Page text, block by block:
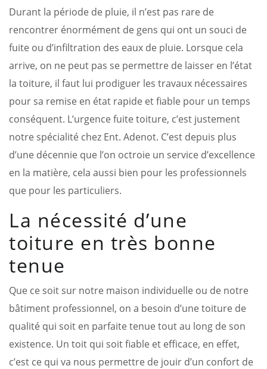
Durant la période de pluie, il n’est pas rare de
rencontrer énormément de gens qui ont un souci de
fuite ou d’infiltration des eaux de pluie. Lorsque cela
arrive, on ne peut pas se permettre de laisser en l’état
la toiture, il faut lui prodiguer les travaux nécessaires
pour sa remise en état rapide et fiable pour un temps
conséquent. L’urgence fuite toiture, c’est justement
notre spécialité chez Ent. Adenot. C’est depuis plus
d’une décennie que l’on octroie un service d’excellence
en la matière, cela aussi bien pour les professionnels
que pour les particuliers.
La nécessité d’une
toiture en très bonne
tenue
Que ce soit sur notre maison individuelle ou de notre
bâtiment professionnel, on a besoin d’une toiture de
qualité qui soit en parfaite tenue tout au long de son
existence. Un toit qui soit fiable et efficace, en effet,
c’est ce qui va nous permettre de jouir d’un confort de